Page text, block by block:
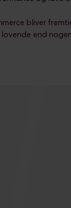
bliver
lovende end